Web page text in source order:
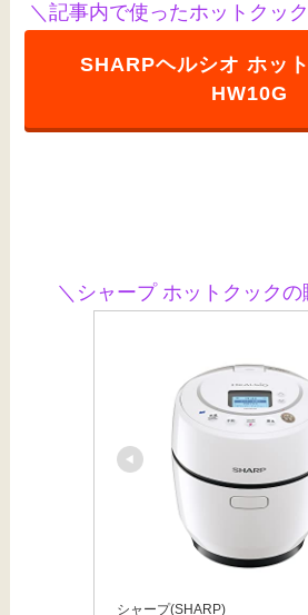
＼ 記事内で使ったホットクッ
SHARPヘルシオ ホッ
HW10G
＼シャープ ホットクックの
シャープ(SHARP)